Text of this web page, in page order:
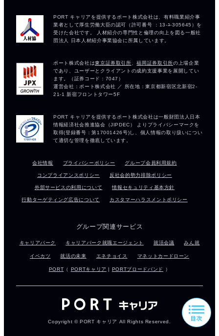
会社情報 プライバシーポリシー グループ会員利用規約
コンプライアンスポリシー 反社会的勢力排除ポリシー
外部サービスの利用について 情報セキュリティ基本方針
行動ターゲティング広告について カスタマーハラスメントポリシー